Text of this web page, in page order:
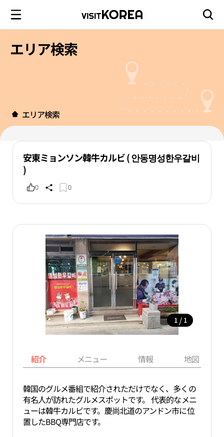
エリア検索
エリア検索
安東ミョンソン韓牛カルビ ( 안동명성한우갈비
)
0 0
1 / 1
紹介 メニュー 情報 地図
韓国のグルメ番組で紹介されただけでなく、多くの
有名人が訪れたグルメスポットです。 代表的なメニ
ューは韓牛カルビです。慶尚北道のアンドン市に位
置したBBQ専門店です。